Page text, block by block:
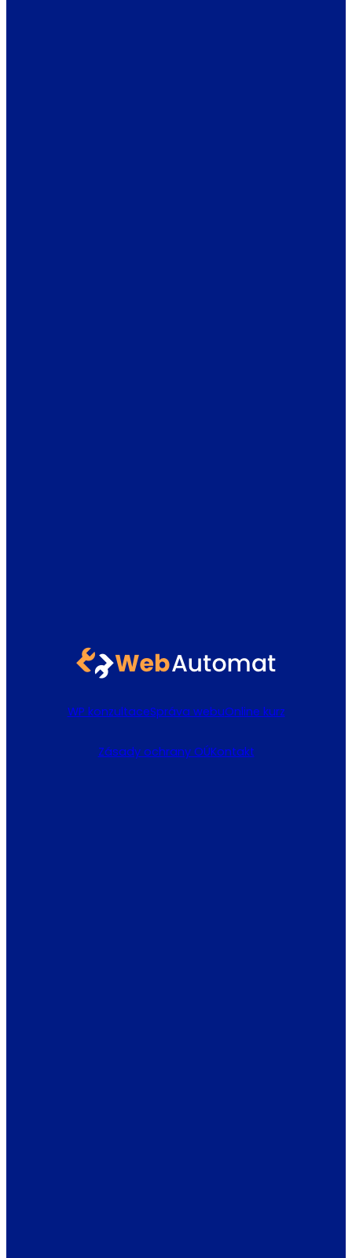
WP konzultaceSpráva webuOnline kurz
Zásady ochrany OÚKontakt